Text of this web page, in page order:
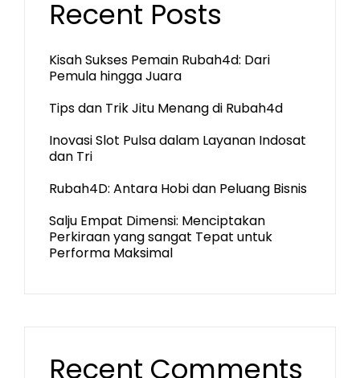
Recent Posts
Kisah Sukses Pemain Rubah4d: Dari
Pemula hingga Juara
Tips dan Trik Jitu Menang di Rubah4d
Inovasi Slot Pulsa dalam Layanan Indosat
dan Tri
Rubah4D: Antara Hobi dan Peluang Bisnis
Salju Empat Dimensi: Menciptakan
Perkiraan yang sangat Tepat untuk
Performa Maksimal
Recent Comments